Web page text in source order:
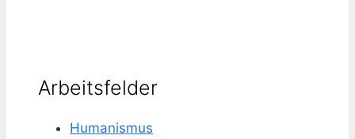
Arbeitsfelder
Humanismus